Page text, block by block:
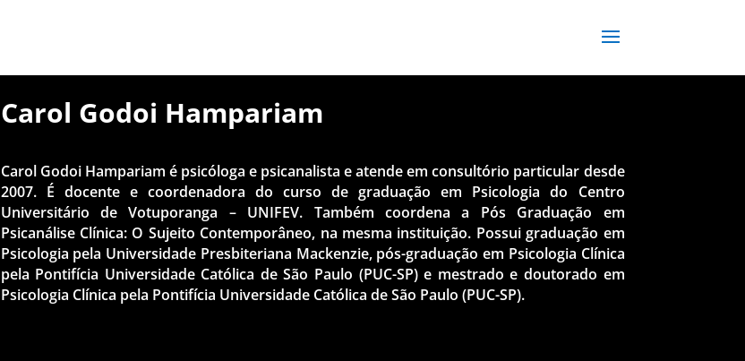
Carol Godoi Hampariam
Carol Godoi Hampariam é psicóloga e psicanalista e atende em consultório particular desde
2007. É docente e coordenadora do curso de graduação em Psicologia do Centro
Universitário de Votuporanga – UNIFEV. Também coordena a Pós Graduação em
Psicanálise Clínica: O Sujeito Contemporâneo, na mesma instituição. Possui graduação em
Psicologia pela Universidade Presbiteriana Mackenzie, pós-graduação em Psicologia Clínica
pela Pontifícia Universidade Católica de São Paulo (PUC-SP) e mestrado e doutorado em
Psicologia Clínica pela Pontifícia Universidade Católica de São Paulo (PUC-SP).